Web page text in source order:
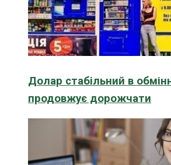
Долар стабільний в
продовжує дорожчати